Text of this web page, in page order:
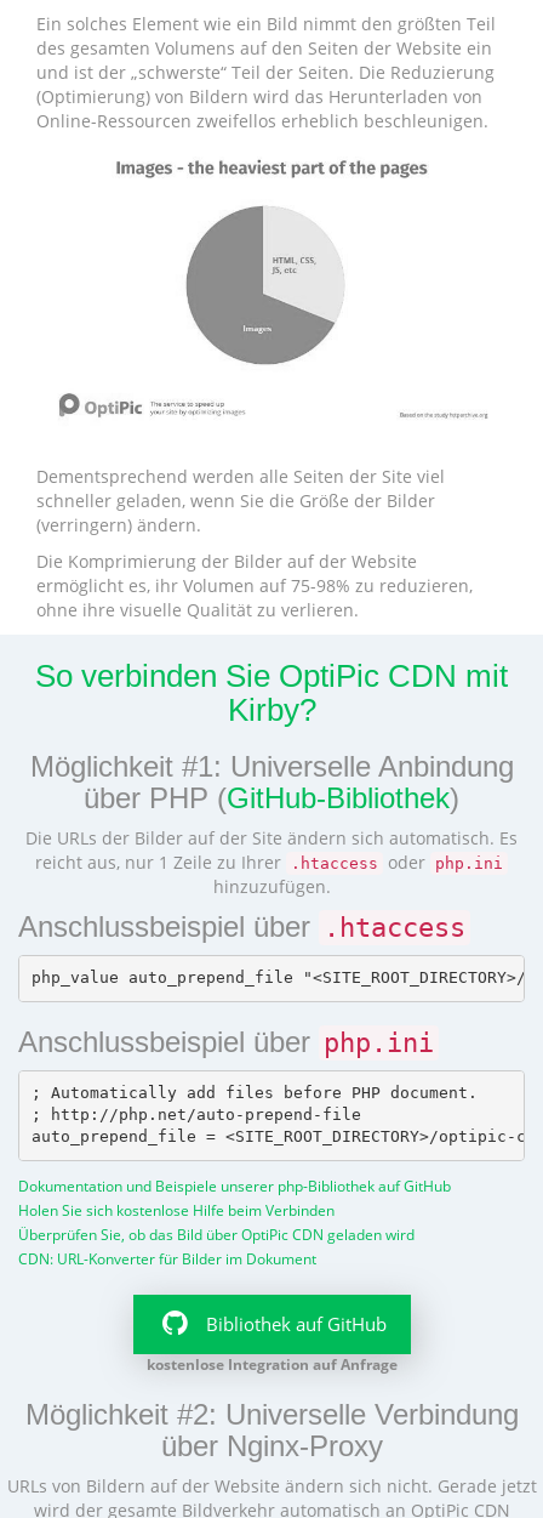
Ein solches Element wie ein Bild nimmt den größten Teil
des gesamten Volumens auf den Seiten der Website ein
und ist der „schwerste“ Teil der Seiten. Die Reduzierung
(Optimierung) von Bildern wird das Herunterladen von
Online-Ressourcen zweifellos erheblich beschleunigen.
Dementsprechend werden alle Seiten der Site viel
schneller geladen, wenn Sie die Größe der Bilder
(verringern) ändern.
Die Komprimierung der Bilder auf der Website
ermöglicht es, ihr Volumen auf 75-98% zu reduzieren,
ohne ihre visuelle Qualität zu verlieren.
So verbinden Sie OptiPic CDN mit
Kirby?
Möglichkeit #1: Universelle Anbindung
über PHP (GitHub-Bibliothek)
Die URLs der Bilder auf der Site ändern sich automatisch. Es
reicht aus, nur 1 Zeile zu Ihrer
.htaccess oder php.ini
hinzuzufügen.
Anschlussbeispiel über .htaccess
Anschlussbeispiel über php.ini
; Automatically add files before PHP document.
; http://php.net/auto-prepend-file
Dokumentation und Beispiele unserer php-Bibliothek auf GitHub
Holen Sie sich kostenlose Hilfe beim Verbinden
Überprüfen Sie, ob das Bild über OptiPic CDN geladen wird
CDN: URL-Konverter für Bilder im Dokument
Bibliothek auf GitHub
kostenlose Integration auf Anfrage
Möglichkeit #2: Universelle Verbindung
über Nginx-Proxy
URLs von Bildern auf der Website ändern sich nicht. Gerade jetzt
wird der gesamte Bildverkehr automatisch an OptiPic CDN